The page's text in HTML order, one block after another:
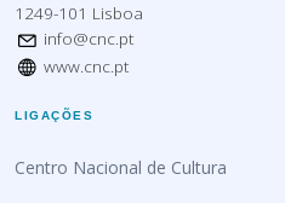
1249-101 Lisboa
info@cnc.pt
www.cnc.pt
LIGAÇÕES
Centro Nacional de Cultura